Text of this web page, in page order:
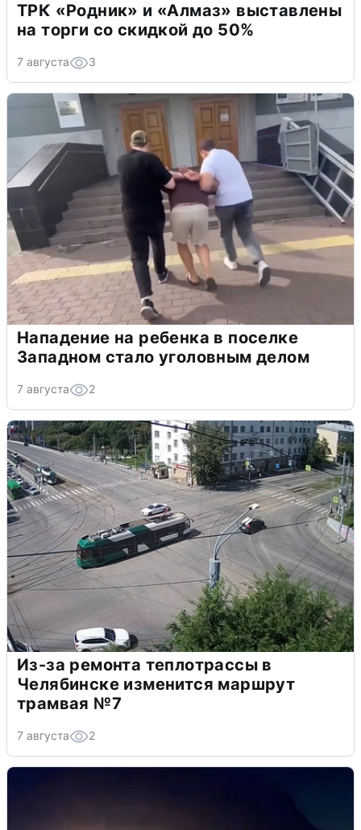
ТРК «Родник» и «Алмаз» выставлены
на торги со скидкой до 50%
7 августа 3
Нападение на ребенка в поселке
Западном стало уголовным делом
7 августа 2
Из-за ремонта теплотрассы в
Челябинске изменится маршрут
трамвая №7
7 августа 2